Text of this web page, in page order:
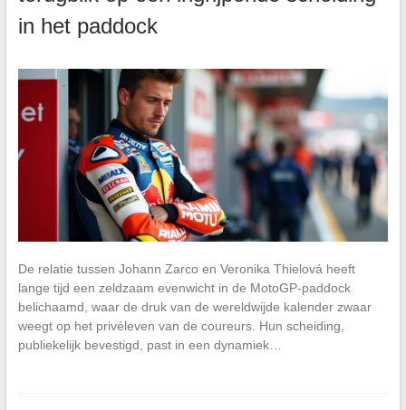
in het paddock
De relatie tussen Johann Zarco en Veronika Thielová heeft
lange tijd een zeldzaam evenwicht in de MotoGP-paddock
belichaamd, waar de druk van de wereldwijde kalender zwaar
weegt op het privéleven van de coureurs. Hun scheiding,
publiekelijk bevestigd, past in een dynamiek…